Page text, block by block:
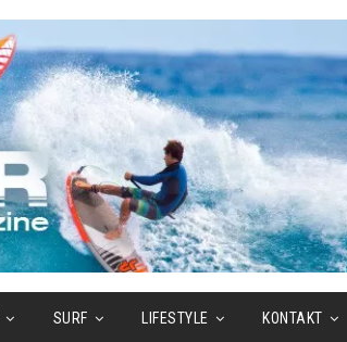
SURF LIFESTYLE KONTAKT